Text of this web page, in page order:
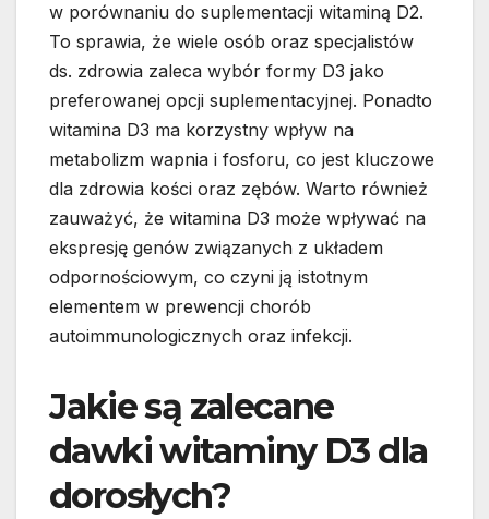
w porównaniu do suplementacji witaminą D2.
To sprawia, że wiele osób oraz specjalistów
ds. zdrowia zaleca wybór formy D3 jako
preferowanej opcji suplementacyjnej. Ponadto
witamina D3 ma korzystny wpływ na
metabolizm wapnia i fosforu, co jest kluczowe
dla zdrowia kości oraz zębów. Warto również
zauważyć, że witamina D3 może wpływać na
ekspresję genów związanych z układem
odpornościowym, co czyni ją istotnym
elementem w prewencji chorób
autoimmunologicznych oraz infekcji.
Jakie są zalecane
dawki witaminy D3 dla
dorosłych?